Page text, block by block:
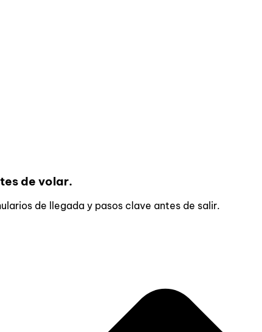
de volar.
de llegada y pasos clave antes de salir.